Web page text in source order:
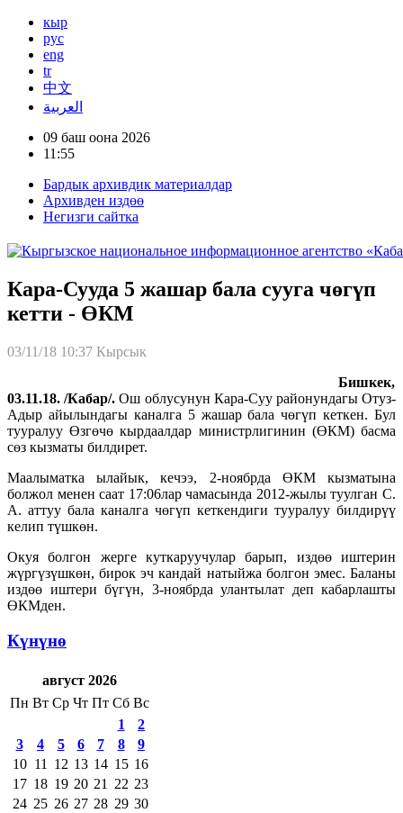
кыр
рус
eng
tr
中文
العربية
09 баш оона 2026
11:55
Бардык архивдик материалдар
Архивден издөө
Негизги сайтка
Кара-Сууда 5 жашар бала сууга чөгүп
кетти - ӨКМ
03/11/18 10:37 Кырсык
Бишкек,
03.11.18. /Кабар/. Ош облусунун Кара-Суу районундагы Отуз-
Адыр айылындагы каналга 5 жашар бала чөгүп кеткен. Бул
тууралуу Өзгөчө кырдаалдар министрлигинин (ӨКМ) басма
сөз кызматы билдирет.
Маалыматка ылайык, кечээ, 2-ноябрда ӨКМ кызматына
болжол менен саат 17:06лар чамасында 2012-жылы туулган С.
А. аттуу бала каналга чөгүп кеткендиги тууралуу билдирүү
келип түшкөн.
Окуя болгон жерге куткаруучулар барып, издөө иштерин
жүргүзүшкөн, бирок эч кандай натыйжа болгон эмес. Баланы
издөө иштери бүгүн, 3-ноябрда улантылат деп кабарлашты
ӨКМден.
Күнүнө
август 2026
Пн Вт Ср Чт Пт Сб Вс
1
2
3
4 5 6 7 8
9
10 11 12 13 14 15 16
17 18 19 20 21 22 23
24 25 26 27 28 29 30